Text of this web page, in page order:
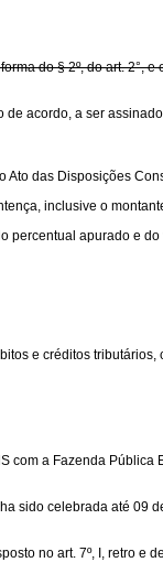
do § 2º, do art. 2°,
acordo, a ser
Ato das Disposições
inclusive o
percentual apurado e
e créditos
a Fazenda Pública
sido celebrada até 09
no art. 7º, I, retro e